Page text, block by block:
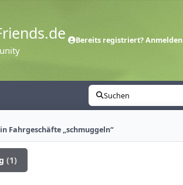
Bereits registriert? Anmelden
Suchen
Fahrgeschäfte „schmuggeln“
(1)